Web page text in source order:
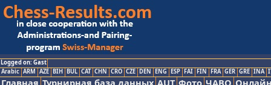
Logged on: Gast
Arabic ARM AZE BIH BUL CAT CHN CRO CZE DEN ENG ESP FAI FIN FRA GER GRE INA
Главная Турнирная база данных AUT Фото ЧАВО